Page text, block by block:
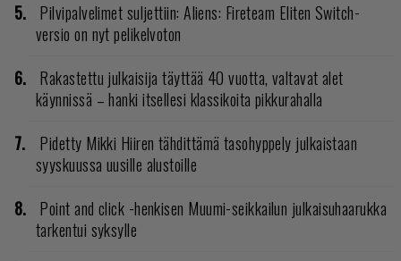
Pilvipalvelimet suljettiin: Aliens: Fireteam Eliten Switch-
versio on nyt pelikelvoton
Rakastettu julkaisija täyttää 40 vuotta, valtavat alet
käynnissä – hanki itsellesi klassikoita pikkurahalla
Pidetty Mikki Hiiren tähdittämä tasohyppely julkaistaan
syyskuussa uusille alustoille
Point and click -henkisen Muumi-seikkailun julkaisuhaarukka
tarkentui syksylle